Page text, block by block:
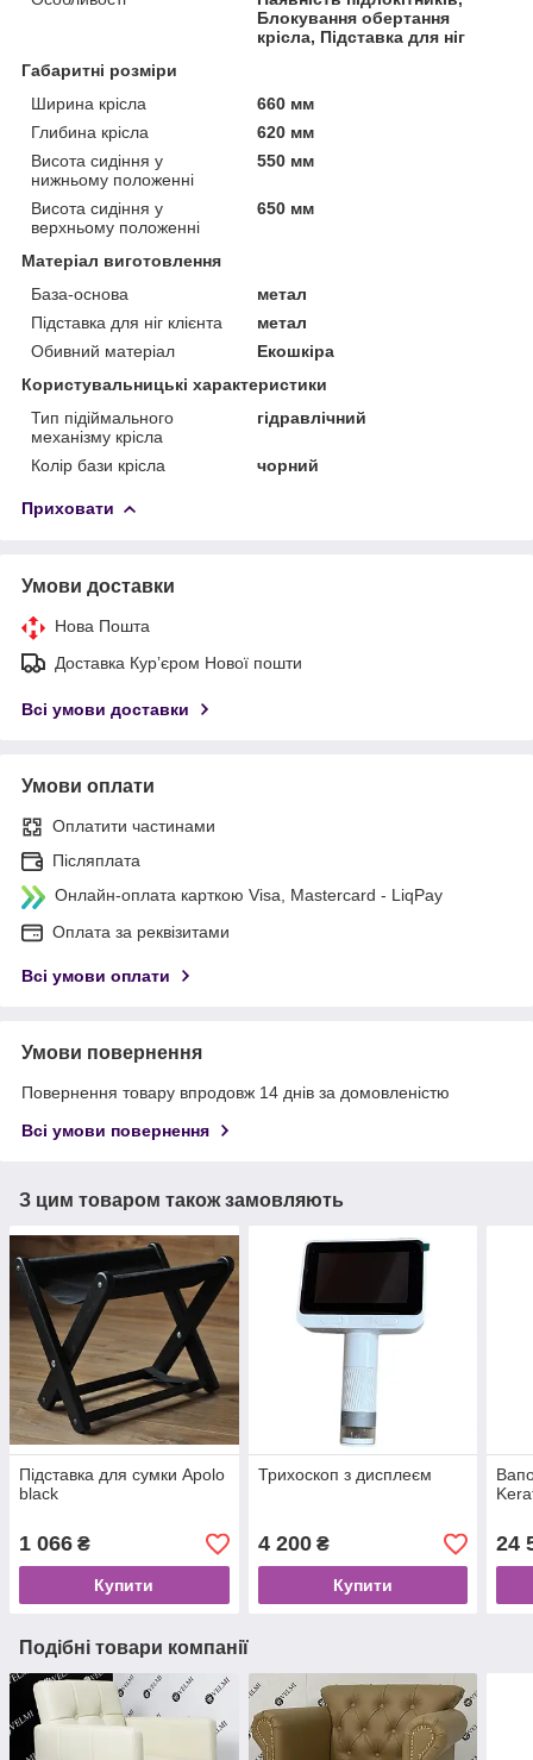
Блокування обертання
крісла, Підставка для ніг
Габаритні розміри
Ширина крісла
660 мм
Глибина крісла
620 мм
Висота сидіння у
нижньому положенні
550 мм
Висота сидіння у
верхньому положенні
650 мм
Матеріал виготовлення
База-основа
метал
Підставка для ніг клієнта
метал
Обивний матеріал
Екошкіра
Користувальницькі характеристики
Тип підіймального
механізму крісла
гідравлічний
Колір бази крісла чорний
Приховати
Умови доставки
Нова Пошта
Доставка Курʼєром Нової пошти
Всі умови доставки
Умови оплати
Оплатити частинами
Післяплата
Онлайн-оплата карткою Visa, Mastercard - LiqPay
Оплата за реквізитами
Всі умови оплати
Умови повернення
Повернення товару впродовж 14 днів за домовленістю
Всі умови повернення
З цим товаром також замовляють
Підставка для сумки Apolo
black
1 066 ₴
Купити
Трихоскоп з дисплеєм
4 200₴
Купити
24
Подібні товари компанії